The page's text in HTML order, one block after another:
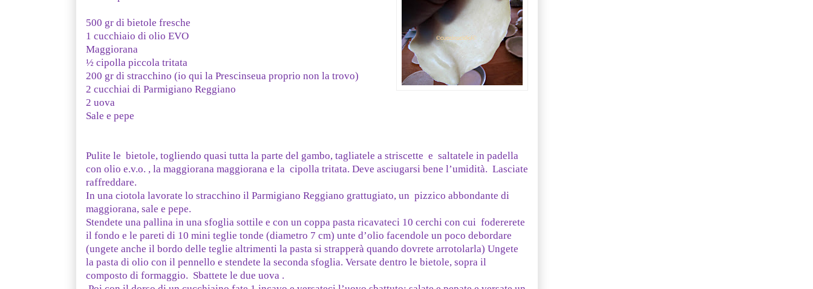
500 gr di bietole fresche
1 cucchiaio di olio EVO
Maggiorana
½ cipolla piccola tritata
200 gr di stracchino (io qui la Prescinseua proprio non la trovo)
2 cucchiai di Parmigiano Reggiano
2 uova
Sale e pepe
Pulite le bietole, togliendo quasi tutta la parte del gambo, tagliatele a striscette e saltatele in padella
con olio e.v.o. , la maggiorana maggiorana e la cipolla tritata. Deve asciugarsi bene l’umidità. Lasciate
raffreddare.
In una ciotola lavorate lo stracchino il Parmigiano Reggiano grattugiato, un pizzico abbondante di
maggiorana, sale e pepe.
Stendete una pallina in una sfoglia sottile e con un coppa pasta ricavateci 10 cerchi con cui fodererete
il fondo e le pareti di 10 mini teglie tonde (diametro 7 cm) unte d’olio facendole un poco debordare
(ungete anche il bordo delle teglie altrimenti la pasta si strapperà quando dovrete arrotolarla) Ungete
la pasta di olio con il pennello e stendete la seconda sfoglia. Versate dentro le bietole, sopra il
composto di formaggio. Sbattete le due uova .